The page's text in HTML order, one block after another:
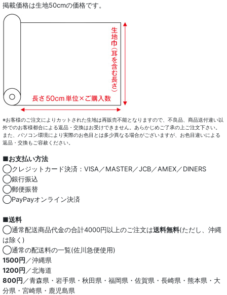
ドレスシャツ
コート・ボトム・バッグ
マスク
小物類
綿100％
麻混
ストレッチ
オーガニック
和紙混生地
ポリエステル混
テンセル混
掲載価格は生地50cmの価格です。
※お客様のご注文によりカットされた生地は再販売不能となりますので、不良品、商品送付違い以
外でのお客様都合による返品・交換はお受けできません。あらかじめご了承の上ご注文下さい。
また、パソコン環境により実際のお色目とは多少異なる場合がございますが、お色目違いによる
返品・交換もご容赦ください。
■お支払い方法
◯クレジットカード決済：VISA／MASTER／JCB／AMEX／DINERS
◯銀行振込
◯郵便振替
◯PayPayオンライン決済
■送料
◯通常配送商品代金の合計4000円以上のご注文は送料無料(ただし、沖縄
は除く)
◯通常の配送料の一覧(佐川急便使用)
1500円 ／沖縄県
1200円 ／北海道
800円 ／青森県・岩手県・秋田県・福岡県・佐賀県・長崎県・熊本県・大
分県・宮崎県・鹿児島県